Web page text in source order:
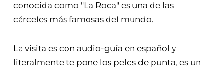
conocida como "La Roca" es una de las
cárceles más famosas del mundo.
La visita es con audio-guía en español y
literalmente te pone los pelos de punta, es un